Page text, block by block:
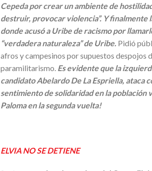
Cepeda por crear un ambiente de
destruir, provocar violencia”. Y finalmente
donde acusó a Uribe de racismo por
“verdadera naturaleza” de Uribe. Pidió
afros y campesinos por supuestos
paramilitarismo. Es evidente que la
candidato Abelardo De La Espriella, ataca
sentimiento de solidaridad en la población
Paloma en la segunda vuelta!
ELVIA NO SE DETIENE